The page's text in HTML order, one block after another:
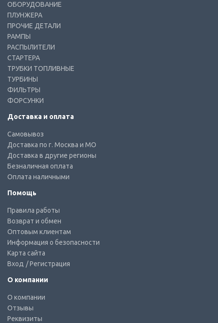
ОБОРУДОВАНИЕ
ПЛУНЖЕРА
ПРОЧИЕ ДЕТАЛИ
РАМПЫ
РАСПЫЛИТЕЛИ
СТАРТЕРА
ТРУБКИ ТОПЛИВНЫЕ
ТУРБИНЫ
ФИЛЬТРЫ
ФОРСУНКИ
Доставка и оплата
Самовывоз
Доставка по г. Москва и МО
Доставка в другие регионы
Безналичная оплата
Оплата наличными
Помощь
Правила работы
Возврат и обмен
Оптовым клиентам
Информация о безопасности
Карта сайта
Вход / Регистрация
О компании
О компании
Отзывы
Реквизиты